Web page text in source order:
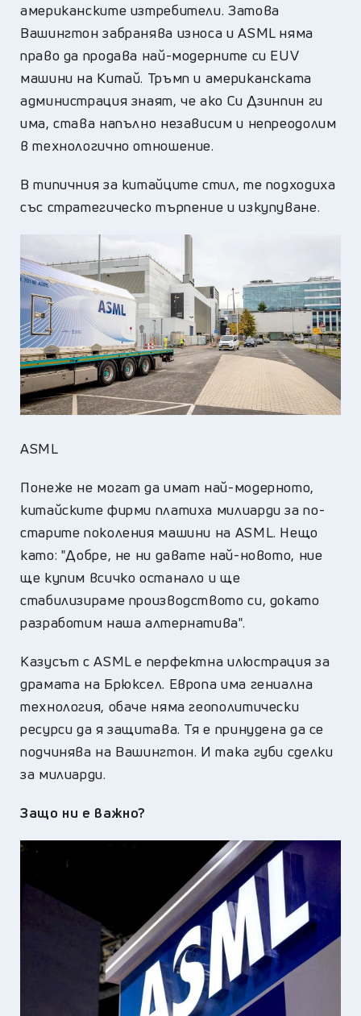
американските изтребители. Затова
Вашингтон забранява износа и ASML няма
право да продава най-модерните си EUV
машини на Китай. Тръмп и американската
администрация знаят, че ако Си Дзинпин ги
има, става напълно независим и непреодолим
в технологично отношение.
В типичния за китайците стил, те подходиха
със стратегическо търпение и изкупуване.
ASML
Понеже не могат да имат най-модерното,
китайските фирми платиха милиарди за по-
старите поколения машини на ASML. Нещо
като: "Добре, не ни давате най-новото, ние
ще купим всичко останало и ще
стабилизираме производството си, докато
разработим наша алтернатива".
Казусът с ASML е перфектна илюстрация за
драмата на Брюксел. Европа има гениална
технология, oбаче няма геополитически
ресурси да я защитава. Тя е принудена да се
подчинява на Вашингтон. И така губи сделки
за милиарди.
Защо ни е важно?